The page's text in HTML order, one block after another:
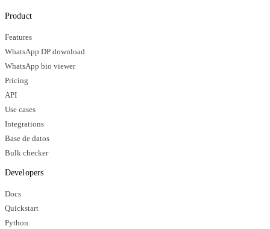
Product
Features
WhatsApp DP download
WhatsApp bio viewer
Pricing
API
Use cases
Integrations
Base de datos
Bulk checker
Developers
Docs
Quickstart
Python